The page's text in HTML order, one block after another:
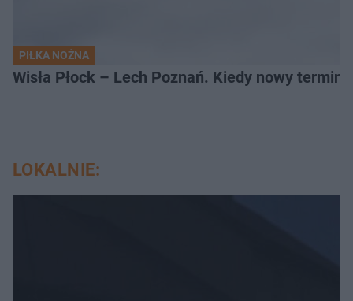
PIŁKA NOŻNA
Wisła Płock – Lech Poznań. Kiedy nowy termin
LOKALNIE: